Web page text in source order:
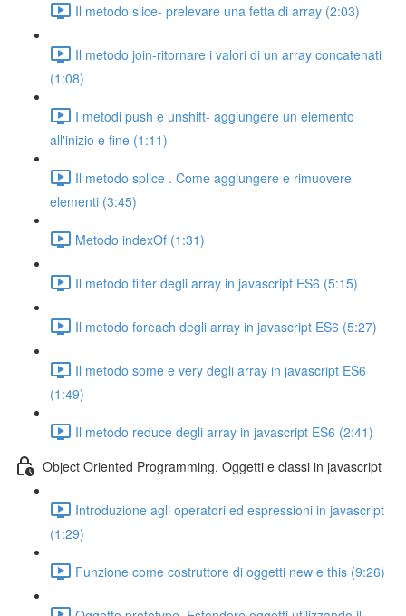
Il metodo slice- prelevare una fetta di array (2:03)
Il metodo join-ritornare i valori di un array concatenati
(1:08)
I metodi push e unshift- aggiungere un elemento
all'inizio e fine (1:11)
Il metodo splice . Come aggiungere e rimuovere
elementi (3:45)
Metodo indexOf (1:31)
Il metodo filter degli array in javascript ES6 (5:15)
Il metodo foreach degli array in javascript ES6 (5:27)
Il metodo some e very degli array in javascript ES6
(1:49)
Il metodo reduce degli array in javascript ES6 (2:41)
Object Oriented Programming. Oggetti e classi in javascript
Introduzione agli operatori ed espressioni in javascript
(1:29)
Funzione come costruttore di oggetti new e this (9:26)